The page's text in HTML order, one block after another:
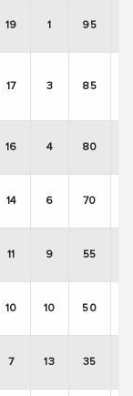
19 1 95
17 3 85
16 4 80
14 6 70
11 9 55
10 10 50
7 13 35